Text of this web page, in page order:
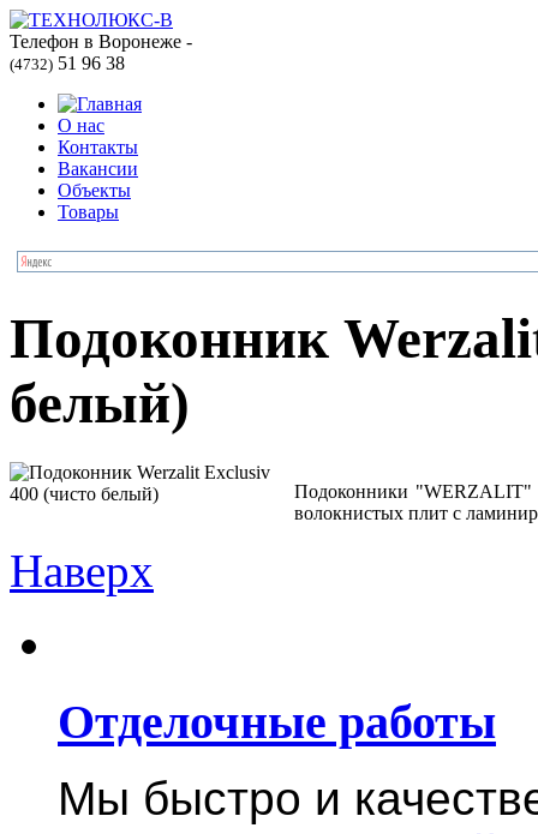
Телефон в Воронеже -
(4732) 51 96 38
О нас
Контакты
Вакансии
Объекты
Товары
Подоконник
белый)
Подоконники "WERZALIT"
волокнистых плит с
Наверх
Отделочные работы
Мы быстро и